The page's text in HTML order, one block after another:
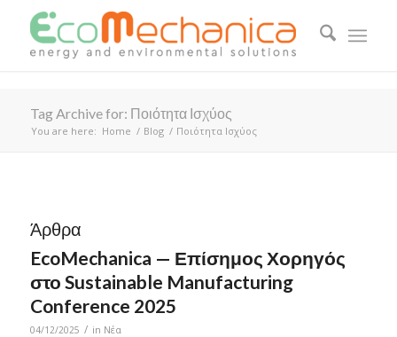
Tag Archive for: Ποιότητα Ισχύος
You are here: Home / Blog / Ποιότητα Ισχύος
Άρθρα
EcoMechanica — Επίσημος Χορηγός
στο Sustainable Manufacturing
Conference 2025
04/12/2025 / in Νέα